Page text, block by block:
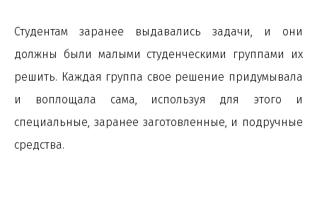
Студентам заранее выдавались задачи, и они
должны были малыми студенческими группами их
решить. Каждая группа свое решение придумывала
и воплощала сама, используя для этого и
специальные, заранее заготовленные, и подручные
средства.